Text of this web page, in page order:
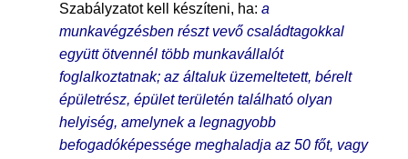
Szabályzatot kell készíteni, ha: a
munkavégzésben részt vevő családtagokkal
együtt ötvennél több munkavállalót
foglalkoztatnak; az általuk üzemeltetett, bérelt
épületrész, épület területén található olyan
helyiség, amelynek a legnagyobb
befogadóképessége meghaladja az 50 főt, vagy